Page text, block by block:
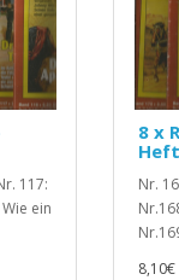
117:
ein
8 x
Nr.
8,10€